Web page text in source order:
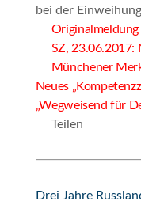
bei der
Originalmeldung
SZ, 23.06.2017:
Münchener
Neues
„Wegweisend für
Teilen
Drei Jahre